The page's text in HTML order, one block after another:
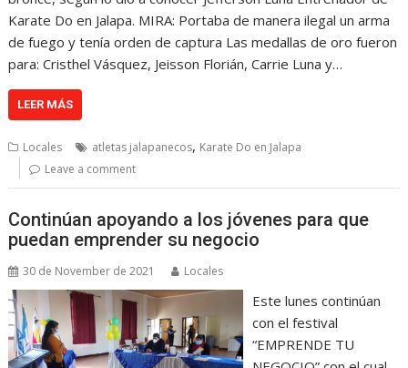
Karate Do en Jalapa. MIRA: Portaba de manera ilegal un arma
de fuego y tenía orden de captura Las medallas de oro fueron
para: Cristhel Vásquez, Jeisson Florián, Carrie Luna y…
LEER MÁS
Locales atletas jalapanecos, Karate Do en Jalapa
Leave a comment
Continúan apoyando a los jóvenes para que
puedan emprender su negocio
30 de November de 2021 Locales
Este lunes continúan
con el festival
“EMPRENDE TU